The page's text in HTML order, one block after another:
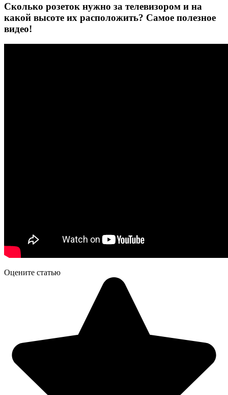
Сколько розеток нужно за телевизором и на
какой высоте их расположить? Самое полезное
видео!
Оцените статью